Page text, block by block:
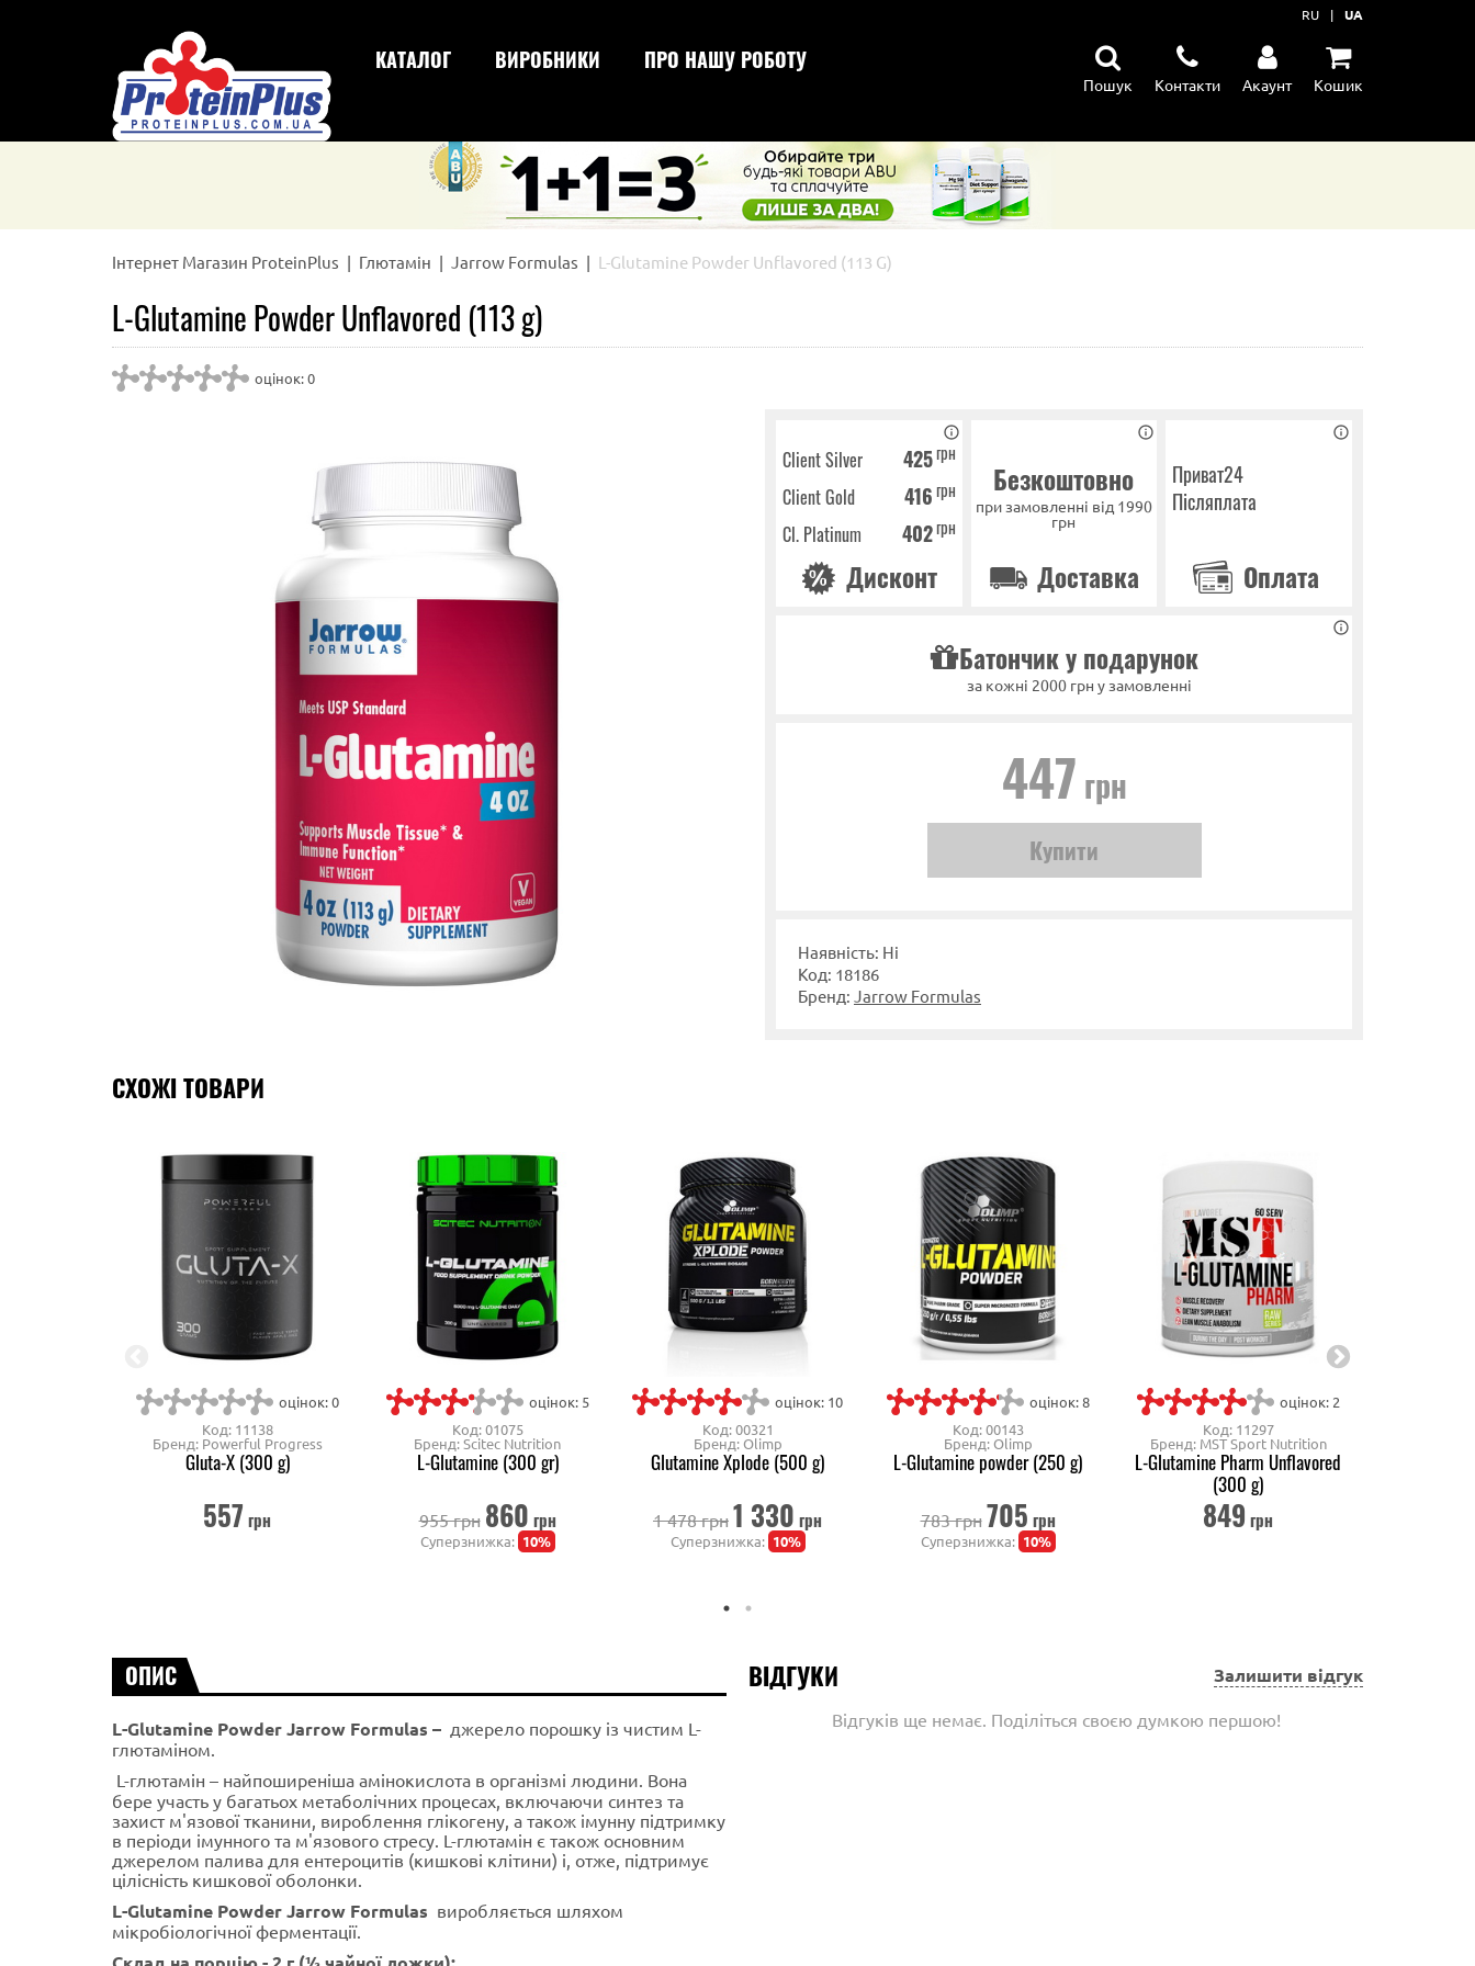
КАТАЛОГ ВИРОБНИКИ ПРО НАШУ РОБОТУ
RU | UA
Пошук Контакти Акаунт Кошик
Інтернет Магазин ProteinPlus Глютамін Jarrow Formulas L-Glutamine Powder Unflavored (113 G)
L-Glutamine Powder Unflavored (113 g)
оцінок: 0
Дисконт
Client Silver 425грн
Client Gold 416грн
Cl. Platinum 402грн
Доставка
Безкоштовно
при замовленні від 1990
грн
Оплата
Приват24
Післяплата
Батончик у подарунок
за кожні 2000 грн у замовленні
447 грн
Наявність: Ні
Код: 18186
Бренд: Jarrow Formulas
СХОЖІ ТОВАРИ
оцінок: 0
Код: 11138
Бренд: Powerful Progress
Gluta-X (300 g)
557 грн
оцінок: 5
Код: 01075
Бренд: Scitec Nutrition
L-Glutamine (300 gr)
955 грн 860 грн
Суперзнижка: 10%
оцінок: 10
Код: 00321
Бренд: Olimp
Glutamine Xplode (500 g)
1 478 грн 1 330 грн
Суперзнижка: 10%
оцінок: 8
Код: 00143
Бренд: Olimp
L-Glutamine powder (250 g)
783 грн 705 грн
Суперзнижка: 10%
оцінок: 2
Код: 11297
Бренд: MST Sport Nutrition
L-Glutamine Pharm Unflavored
(300 g)
849 грн
ОПИС
L-Glutamine Powder Jarrow Formulas – джерело порошку із чистим L-
глютаміном.
L-глютамін – найпоширеніша амінокислота в організмі людини. Вона
бере участь у багатьох метаболічних процесах, включаючи синтез та
захист м'язової тканини, вироблення глікогену, а також імунну підтримку
в періоди імунного та м'язового стресу. L-глютамін є також основним
джерелом палива для ентероцитів (кишкові клітини) і, отже, підтримує
цілісність кишкової оболонки.
L-Glutamine Powder Jarrow Formulas виробляється шляхом
мікробіологічної ферментації.
ВІДГУКИ Залишити відгук
Відгуків ще немає. Поділіться своєю думкою першою!